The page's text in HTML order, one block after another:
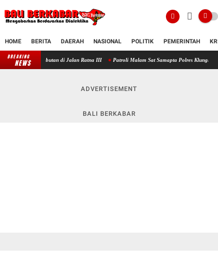
HOME BERITA DAERAH NASIONAL POLITIK PEMERINTAH
BREAKING
NEWS Respon Cepat Call Center 110, Polres Klungkung Redam Keributan di Jalan
ADVERTISEMENT
BALI BERKABAR